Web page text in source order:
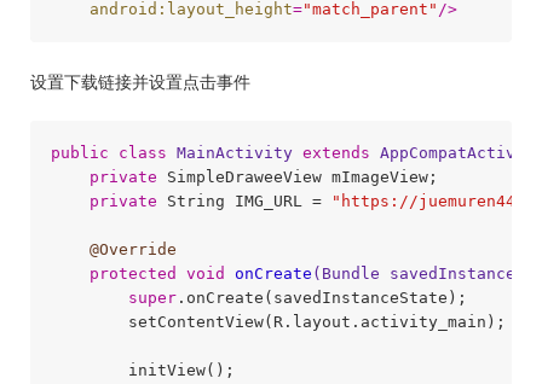
android:layout_height="match_parent" />
设置下载链接并设置点击事件
public class MainActivity extends
private SimpleDraweeView mImageView;
private String IMG_URL = "https://
@Override
protected
void onCreate (Bundle
super.onCreate(savedInstanceState);
        setContentView(R.layout.activity_main);
        initView();